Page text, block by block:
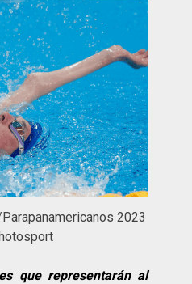
2023
que representarán al